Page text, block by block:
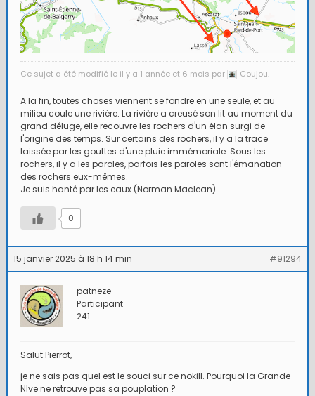
Ce sujet a été modifié le il y a 1 année et 6 mois par Coujou.
A la fin, toutes choses viennent se fondre en une seule, et au
milieu coule une rivière. La rivière a creusé son lit au moment du
grand déluge, elle recouvre les rochers d'un élan surgi de
l'origine des temps. Sur certains des rochers, il y a la trace
laissée par les gouttes d'une pluie immémoriale. Sous les
rochers, il y a les paroles, parfois les paroles sont l'émanation
des rochers eux-mêmes.
Je suis hanté par les eaux (Norman Maclean)
0
15 janvier 2025 à 18 h 14 min #91294
patneze
Participant
241
Salut Pierrot,
je ne sais pas quel est le souci sur ce nokill. Pourquoi la Grande
NIve ne retrouve pas sa pouplation ?